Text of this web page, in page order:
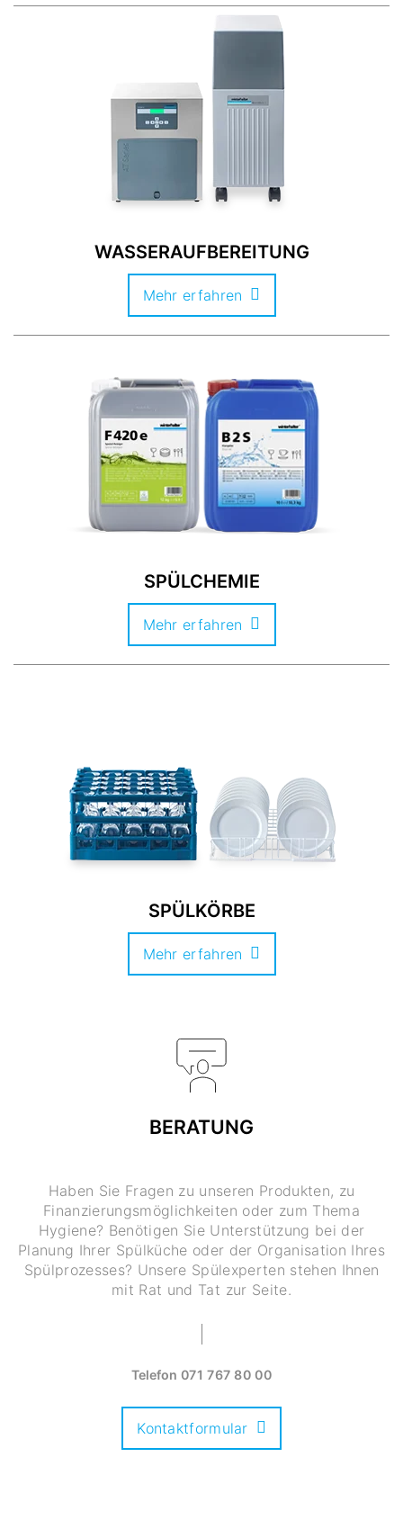
WASSERAUFBEREITUNG
Mehr erfahren
SPÜLCHEMIE
Mehr erfahren
SPÜLKÖRBE
Mehr erfahren
BERATUNG
Haben Sie Fragen zu unseren Produkten, zu
Finanzierungsmöglichkeiten oder zum Thema
Hygiene? Benötigen Sie Unterstützung bei der
Planung Ihrer Spülküche oder der Organisation Ihres
Spülprozesses? Unsere Spülexperten stehen Ihnen
mit Rat und Tat zur Seite.
Telefon071 767 80 00
Kontaktformular